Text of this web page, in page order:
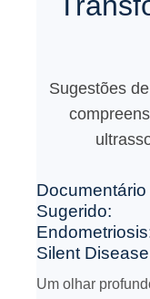
Sugestões
Documentário
Sugerido:
Silent Disease
Um olhar